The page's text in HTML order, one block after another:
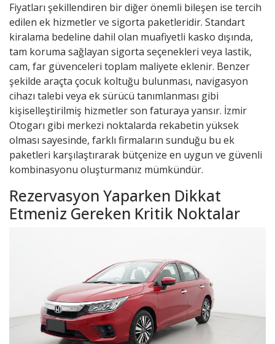
Fiyatları şekillendiren bir diğer önemli bileşen ise tercih
edilen ek hizmetler ve sigorta paketleridir. Standart
kiralama bedeline dahil olan muafiyetli kasko dışında,
tam koruma sağlayan sigorta seçenekleri veya lastik,
cam, far güvenceleri toplam maliyete eklenir. Benzer
şekilde araçta çocuk koltuğu bulunması, navigasyon
cihazı talebi veya ek sürücü tanımlanması gibi
kişiselleştirilmiş hizmetler son faturaya yansır. İzmir
Otogarı gibi merkezi noktalarda rekabetin yüksek
olması sayesinde, farklı firmaların sunduğu bu ek
paketleri karşılaştırarak bütçenize en uygun ve güvenli
kombinasyonu oluşturmanız mümkündür.
Rezervasyon Yaparken Dikkat
Etmeniz Gereken Kritik Noktalar